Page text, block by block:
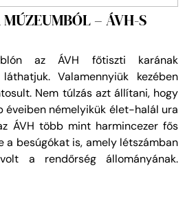
MÚZEUMBÓL – ÁVH-S
az ÁVH főtiszti karának
Valamennyiük kezében
Nem túlzás azt állítani, hogy
némelyikük élet-halál ura
ÁVH több mint harmincezer fős
a besúgókat is, amely létszámban
a rendőrség állományának.